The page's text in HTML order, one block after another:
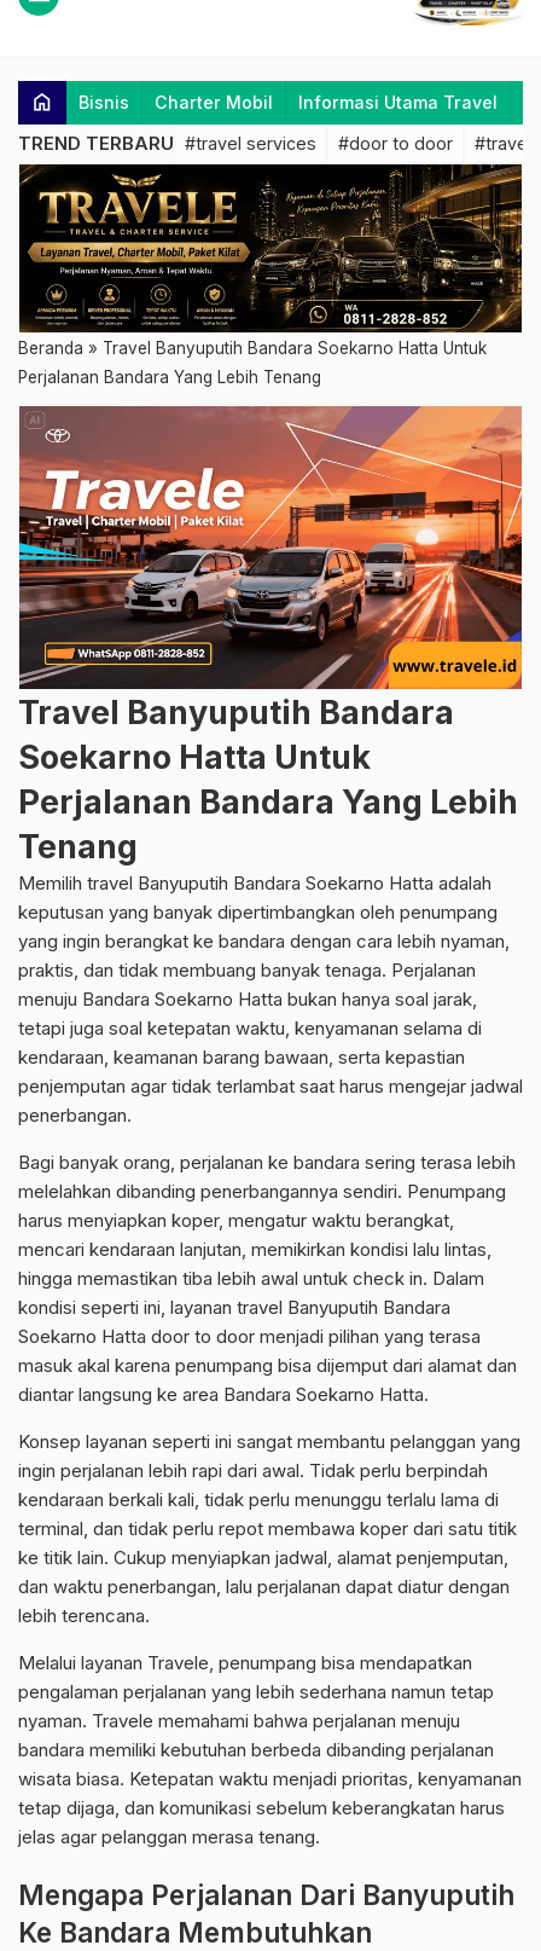
home Bisnis Charter Mobil Informasi Utama Travel
TREND TERBARU #travel services #door to door #travel
Beranda » Travel Banyuputih Bandara Soekarno Hatta Untuk
Perjalanan Bandara Yang Lebih Tenang
Travel Banyuputih Bandara
Soekarno Hatta Untuk
Perjalanan Bandara Yang Lebih
Tenang
Memilih travel Banyuputih Bandara Soekarno Hatta adalah
keputusan yang banyak dipertimbangkan oleh penumpang
yang ingin berangkat ke bandara dengan cara lebih nyaman,
praktis, dan tidak membuang banyak tenaga. Perjalanan
menuju Bandara Soekarno Hatta bukan hanya soal jarak,
tetapi juga soal ketepatan waktu, kenyamanan selama di
kendaraan, keamanan barang bawaan, serta kepastian
penjemputan agar tidak terlambat saat harus mengejar jadwal
penerbangan.
Bagi banyak orang, perjalanan ke bandara sering terasa lebih
melelahkan dibanding penerbangannya sendiri. Penumpang
harus menyiapkan koper, mengatur waktu berangkat,
mencari kendaraan lanjutan, memikirkan kondisi lalu lintas,
hingga memastikan tiba lebih awal untuk check in. Dalam
kondisi seperti ini, layanan travel Banyuputih Bandara
Soekarno Hatta door to door menjadi pilihan yang terasa
masuk akal karena penumpang bisa dijemput dari alamat dan
diantar langsung ke area Bandara Soekarno Hatta.
Konsep layanan seperti ini sangat membantu pelanggan yang
ingin perjalanan lebih rapi dari awal. Tidak perlu berpindah
kendaraan berkali kali, tidak perlu menunggu terlalu lama di
terminal, dan tidak perlu repot membawa koper dari satu titik
ke titik lain. Cukup menyiapkan jadwal, alamat penjemputan,
dan waktu penerbangan, lalu perjalanan dapat diatur dengan
lebih terencana.
Melalui layanan Travele, penumpang bisa mendapatkan
pengalaman perjalanan yang lebih sederhana namun tetap
nyaman. Travele memahami bahwa perjalanan menuju
bandara memiliki kebutuhan berbeda dibanding perjalanan
wisata biasa. Ketepatan waktu menjadi prioritas, kenyamanan
tetap dijaga, dan komunikasi sebelum keberangkatan harus
jelas agar pelanggan merasa tenang.
Mengapa Perjalanan Dari Banyuputih
Ke Bandara Membutuhkan